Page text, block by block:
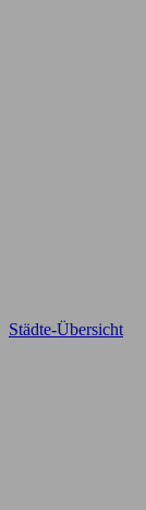
Städte-Übersicht